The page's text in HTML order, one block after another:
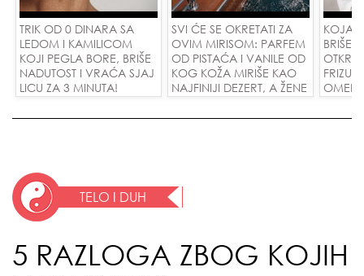
TRIK OD 0 DINARA SA
LEDOM I KAMILICOM
KOJI PEGLA BORE, BRIŠE
NADUTOST I VRAĆA SJAJ
LICU ZA 3 MINUTA!
SVI ĆE SE OKRETATI ZA
OVIM MIRISOM: PARFEM
OD PISTAĆA I VANILE OD
KOG KOŽA MIRIŠE KAO
NAJFINIJI DEZERT, A ŽENE
ZAMENOM OD 1.800
KOJA
BRIŠE
TELO I DUH
5 RAZLOGA ZBOG KOJIH